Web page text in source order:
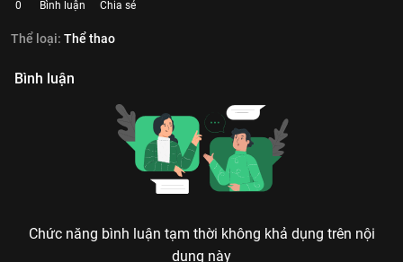
0 Bình luận Chia sẻ
Thể loại: Thể thao
Bình luận
Chức năng bình luận tạm thời không khả dụng trên nội
dung này